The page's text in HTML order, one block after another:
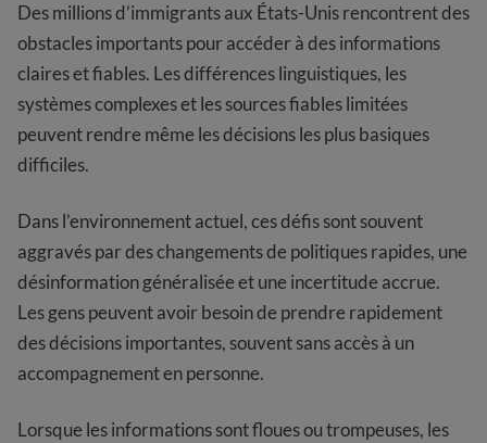
Des millions d’immigrants aux États-Unis rencontrent des
obstacles importants pour accéder à des informations
claires et fiables. Les différences linguistiques, les
systèmes complexes et les sources fiables limitées
peuvent rendre même les décisions les plus basiques
difficiles.
Dans l’environnement actuel, ces défis sont souvent
aggravés par des changements de politiques rapides, une
désinformation généralisée et une incertitude accrue.
Les gens peuvent avoir besoin de prendre rapidement
des décisions importantes, souvent sans accès à un
accompagnement en personne.
Lorsque les informations sont floues ou trompeuses, les